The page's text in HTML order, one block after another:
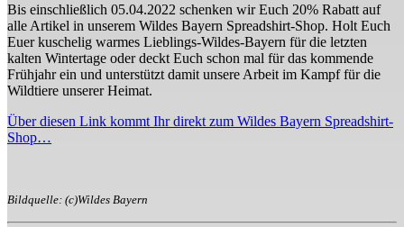
Bis einschließlich 05.04.2022 schenken wir Euch 20% Rabatt auf
alle Artikel in unserem Wildes Bayern Spreadshirt-Shop. Holt Euch
Euer kuschelig warmes Lieblings-Wildes-Bayern für die letzten
kalten Wintertage oder deckt Euch schon mal für das kommende
Frühjahr ein und unterstützt damit unsere Arbeit im Kampf für die
Wildtiere unserer Heimat.
Über diesen Link kommt Ihr direkt zum Wildes Bayern Spreadshirt-
Shop…
Bildquelle: (c)Wildes Bayern